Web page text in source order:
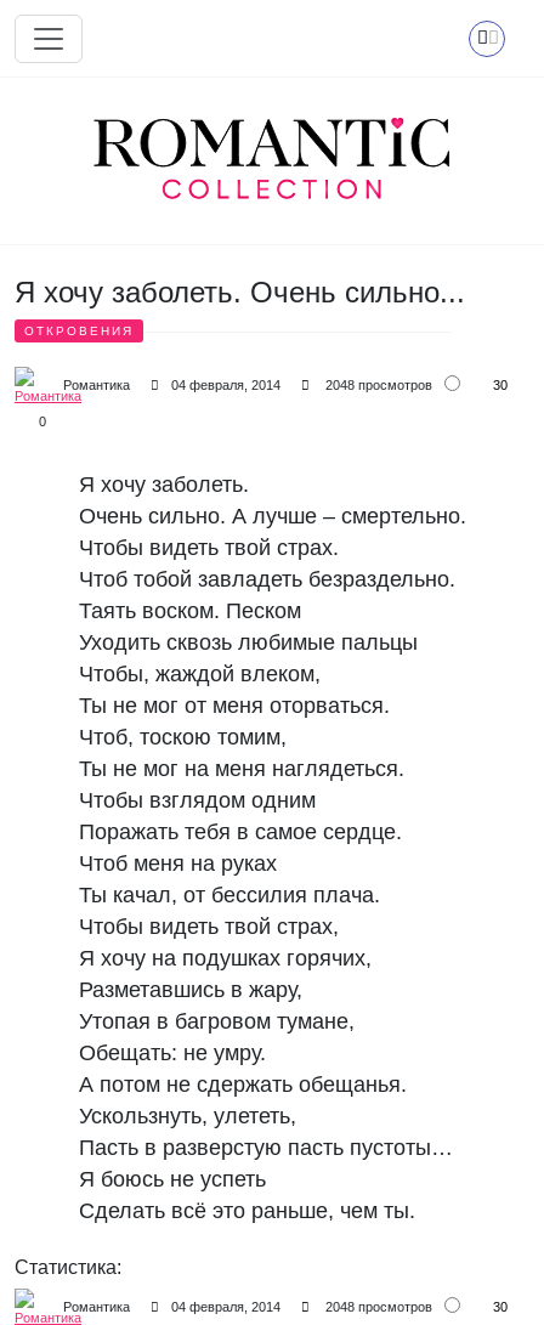
Перейти к основному содержанию
Я хочу заболеть. Очень сильно...
ОТКРОВЕНИЯ
Романтика 04 февраля, 2014 2048 просмотров 30
0
Я хочу заболеть.
Очень сильно. А лучше – смертельно.
Чтобы видеть твой страх.
Чтоб тобой завладеть безраздельно.
Таять воском. Песком
Уходить сквозь любимые пальцы
Чтобы, жаждой влеком,
Ты не мог от меня оторваться.
Чтоб, тоскою томим,
Ты не мог на меня наглядеться.
Чтобы взглядом одним
Поражать тебя в самое сердце.
Чтоб меня на руках
Ты качал, от бессилия плача.
Чтобы видеть твой страх,
Я хочу на подушках горячих,
Разметавшись в жару,
Утопая в багровом тумане,
Обещать: не умру.
А потом не сдержать обещанья.
Ускользнуть, улететь,
Пасть в разверстую пасть пустоты…
Я боюсь не успеть
Сделать всё это раньше, чем ты.
Статистика:
Романтика 04 февраля, 2014 2048 просмотров 30